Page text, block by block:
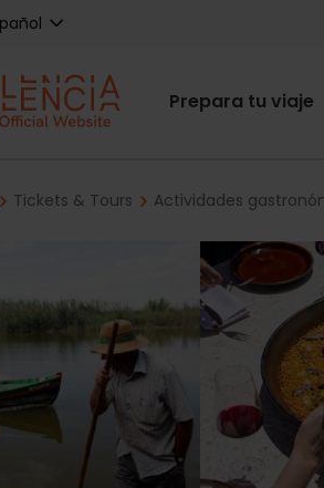
Main
Prepara tu viaje
Tickets & Tours Actividades